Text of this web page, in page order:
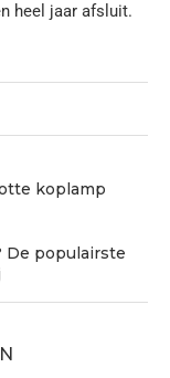
heel jaar afsluit.
koplamp
De populairste